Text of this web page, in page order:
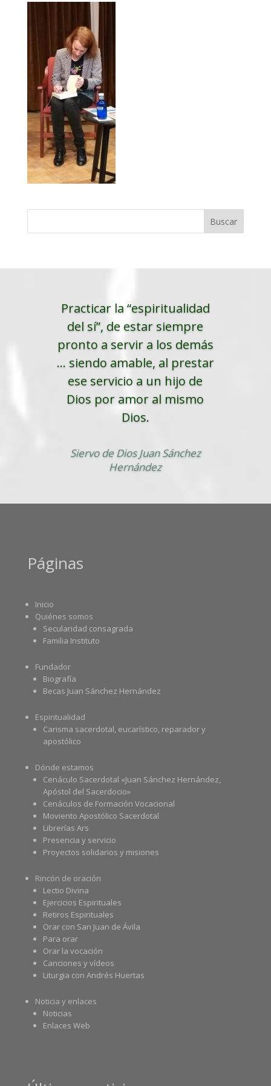
Practicar la “espiritualidad
del sí”, de estar siempre
pronto a servir a los demás
... siendo amable, al prestar
ese servicio a un hijo de
Dios por amor al mismo
Dios.
Siervo de Dios Juan Sánchez
Hernández
Páginas
Inicio
Quiénes somos
Secularidad consagrada
Familia Instituto
Fundador
Biografía
Becas Juan Sánchez Hernández
Espiritualidad
Carisma sacerdotal, eucarístico, reparador y
apostólico
Dónde estamos
Cenáculo Sacerdotal «Juan Sánchez Hernández,
Apóstol del Sacerdocio»
Cenáculos de Formación Vocacional
Moviento Apostólico Sacerdotal
Librerías Ars
Presencia y servicio
Proyectos solidarios y misiones
Rincón de oración
Lectio Divina
Ejercicios Espirituales
Retiros Espirituales
Orar con San Juan de Ávila
Para orar
Orar la vocación
Canciones y vídeos
Liturgia con Andrés Huertas
Noticia y enlaces
Noticias
Enlaces Web